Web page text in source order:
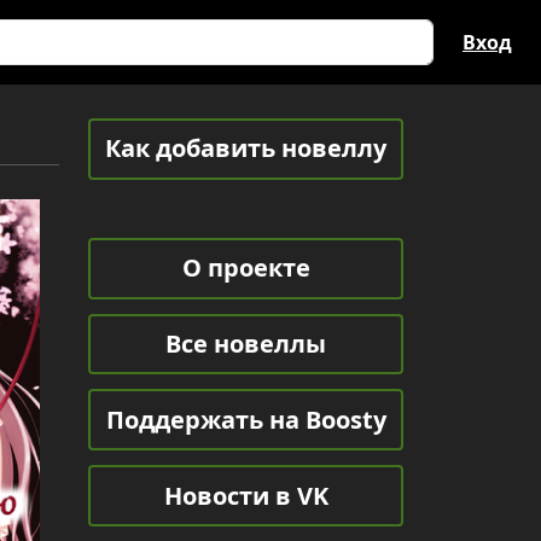
Вход
Как добавить новеллу
О проекте
Все новеллы
Поддержать на Boosty
Новости в VK